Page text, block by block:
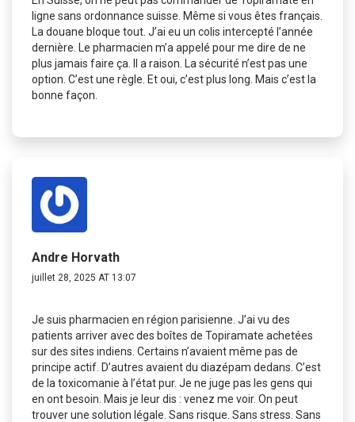
ligne sans ordonnance suisse. Même si vous êtes français.
La douane bloque tout. J’ai eu un colis intercepté l’année
dernière. Le pharmacien m’a appelé pour me dire de ne
plus jamais faire ça. Il a raison. La sécurité n’est pas une
option. C’est une règle. Et oui, c’est plus long. Mais c’est la
bonne façon.
Andre Horvath
juillet 28, 2025 AT 13:07
Je suis pharmacien en région parisienne. J’ai vu des
patients arriver avec des boîtes de Topiramate achetées
sur des sites indiens. Certains n’avaient même pas de
principe actif. D’autres avaient du diazépam dedans. C’est
de la toxicomanie à l’état pur. Je ne juge pas les gens qui
en ont besoin. Mais je leur dis : venez me voir. On peut
trouver une solution légale. Sans risque. Sans stress. Sans